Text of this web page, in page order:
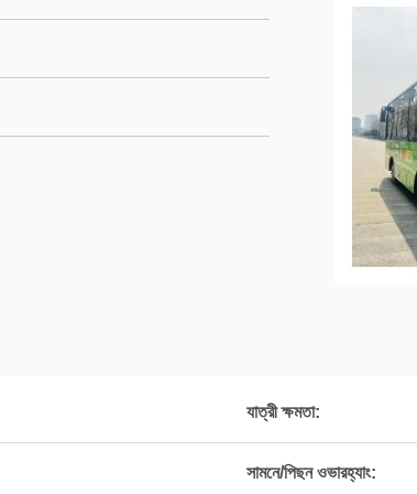
যাত্রী ক্ষমতা:
সামনে/পিছন ওভারহ্যাং: